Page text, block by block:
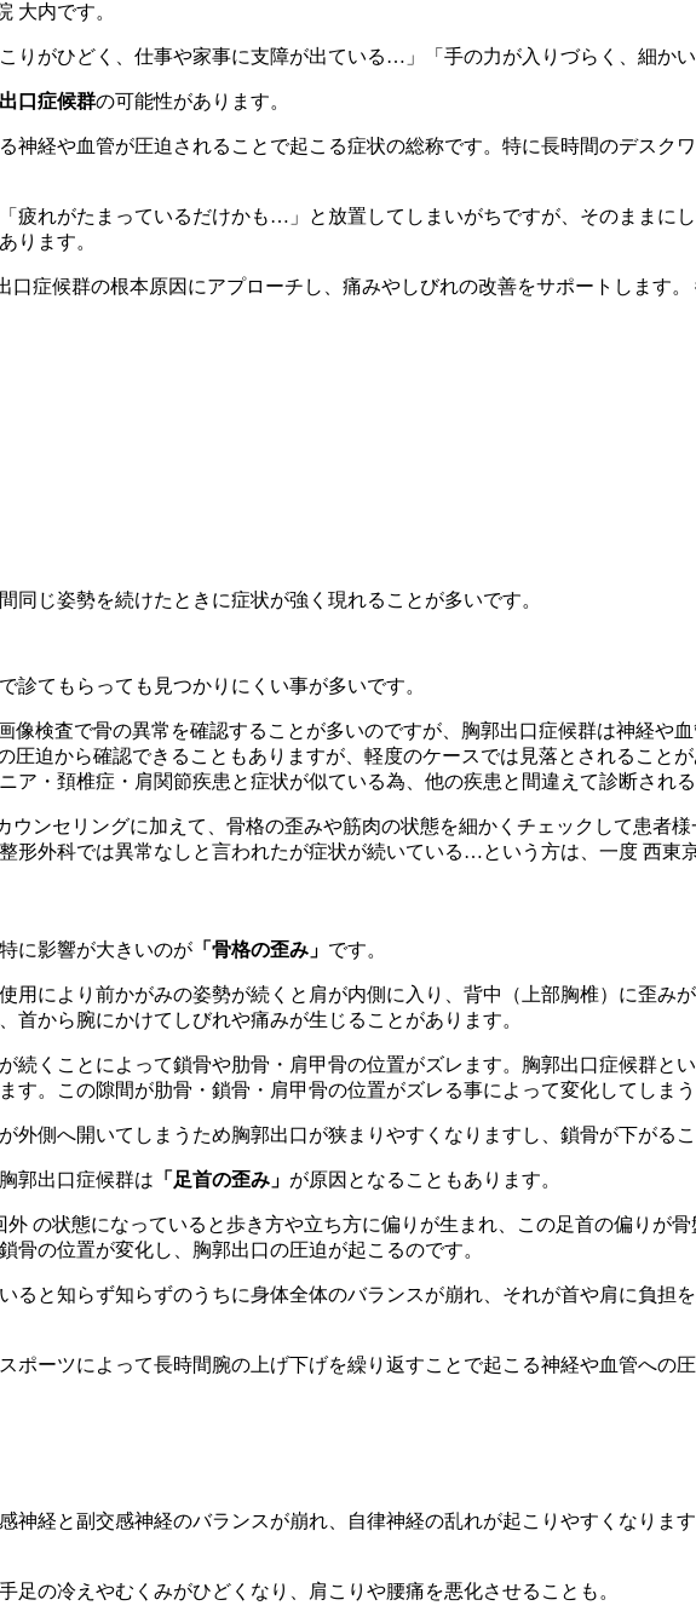
大内です。
りがひどく、仕事や家事に支障が出ている…」「手の力が入りづらく、細か
口症候群の可能性があります。
神経や血管が圧迫されることで起こる症状の総称です。特に長時間のデスク
疲れがたまっているだけかも…」と放置してしまいがちですが、そのままに
ります。
症候群の根本原因にアプローチし、痛みやしびれの改善をサポートします
同じ姿勢を続けたときに症状が強く現れることが多いです。
診てもらっても見つかりにくい事が多いです。
像検査で骨の異常を確認することが多いのですが、胸郭出口症候群は神経や
圧迫から確認できることもありますが、軽度のケースでは見落とされること
ア・頚椎症・肩関節疾患と症状が似ている為、他の疾患と間違えて診断される
ウンセリングに加えて、骨格の歪みや筋肉の状態を細かくチェックして患者
形外科では異常なしと言われたが症状が続いている…という方は、一度 西東
に影響が大きいのが 「骨格の歪み」 です。
用により前かがみの姿勢が続くと肩が内側に入り、背中（上部胸椎）に歪み
首から腕にかけてしびれや痛みが生じることがあります。
続くことによって鎖骨や肋骨・肩甲骨の位置がズレます。胸郭出口症候群と
す。この隙間が肋骨・鎖骨・肩甲骨の位置がズレる事によって変化してしまう
外側へ開いてしまうため胸郭出口が狭まりやすくなりますし、鎖骨が下がる
郭出口症候群は 「足首の歪み」 が原因となることもあります。
の状態になっていると歩き方や立ち方に偏りが生まれ、この足首の偏りが
骨の位置が変化し、胸郭出口の圧迫が起こるのです。
ると知らず知らずのうちに身体全体のバランスが崩れ、それが首や肩に負担
ポーツによって長時間腕の上げ下げを繰り返すことで起こる神経や血管への
神経と副交感神経のバランスが崩れ、自律神経の乱れが起こりやすくなりま
足の冷えやむくみがひどくなり、肩こりや腰痛を悪化させることも。